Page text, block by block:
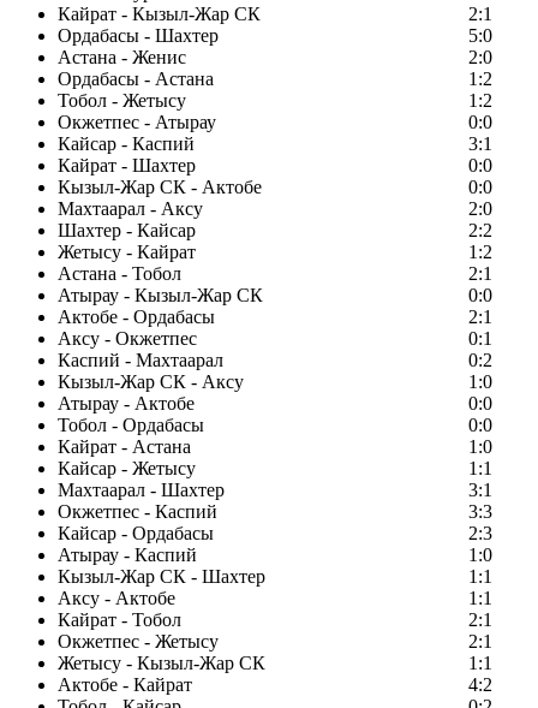
Кайрат - Кызыл-Жар СК
2:1
Ордабасы - Шахтер
5:0
Астана - Женис
2:0
Ордабасы - Астана
1:2
Тобол - Жетысу
1:2
Окжетпес - Атырау
0:0
Кайсар - Каспий
3:1
Кайрат - Шахтер
0:0
Кызыл-Жар СК - Актобе
0:0
Махтаарал - Аксу
2:0
Шахтер - Кайсар
2:2
Жетысу - Кайрат
1:2
Астана - Тобол
2:1
Атырау - Кызыл-Жар СК
0:0
Актобе - Ордабасы
2:1
Аксу - Окжетпес
0:1
Каспий - Махтаарал
0:2
Кызыл-Жар СК - Аксу
1:0
Атырау - Актобе
0:0
Тобол - Ордабасы
0:0
Кайрат - Астана
1:0
Кайсар - Жетысу
1:1
Махтаарал - Шахтер
3:1
Окжетпес - Каспий
3:3
Кайсар - Ордабасы
2:3
Атырау - Каспий
1:0
Кызыл-Жар СК - Шахтер
1:1
Аксу - Актобе
1:1
Кайрат - Тобол
2:1
Окжетпес - Жетысу
2:1
Жетысу - Кызыл-Жар СК
1:1
Актобе - Кайрат
4:2